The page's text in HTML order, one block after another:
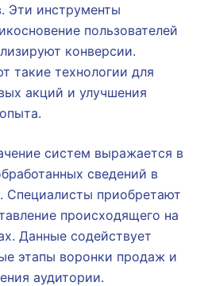
Эти инструменты
пользователей
конверсии.
такие технологии для
акций и улучшения
систем выражается в
сведений в
Специалисты приобретают
происходящего на
Данные содействует
этапы воронки продаж и
аудитории.